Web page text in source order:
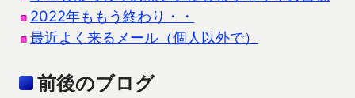
2022年ももう終わり・・
最近よく来るメール（個人以外で）
前後のブログ